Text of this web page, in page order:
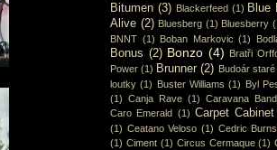
Bitumen (3) Blackerfeed (1) Blue
Alive (2) Bluesberg (1) Bluesberry
BNNT (1) Boban Markovic (1)
Bonus (2) Bonzo (4) Bratři
Power (1) Brunner (2) Budoár
loutky (1) Buster Williams (1) Byl
(1) Canja Rave (1) Caravana
Caro Emerald (1) Carpet Cabinet
(1) Ceatano Veloso (1) Cedric
(1) Ciment (1) Circus Cermaque (1)